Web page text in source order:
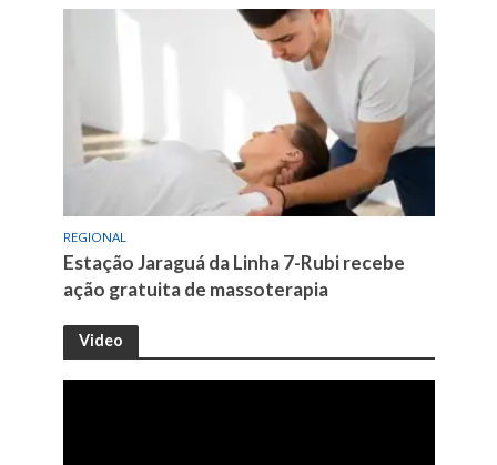
REGIONAL
Estação Jaraguá da Linha 7-Rubi recebe
ação gratuita de massoterapia
Video